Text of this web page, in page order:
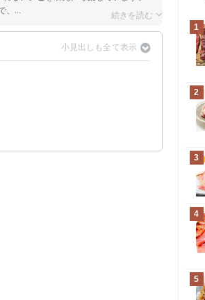
、...
1
2
3
4
5